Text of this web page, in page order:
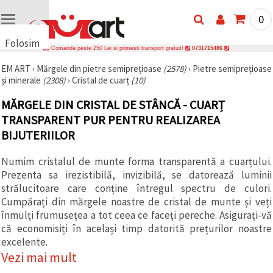
Folosim
uri
🍪 Folosim
cookie-uri
și
tehnologii
similare
pentru a
corectă a
site-ului,
pentru a vă
îmbunătăți
experiența
și, cu
acordul
dumneavoastră,
pentru a
analiza
traficul și a
0
Comanda peste 250 Lei si primesti transport gratuit! 0731715486
EM ART › Mărgele din pietre semiprețioase (2578)› Pietre semiprețioase
și minerale (2308)› Cristal de cuarț (10)
MĂRGELE DIN CRISTAL DE STÂNCĂ - CUARȚ
TRANSPARENT PUR PENTRU REALIZAREA
BIJUTERIILOR
Numim cristalul de munte forma transparentă a cuarțului.
Prezenta sa irezistibilă, invizibilă, se datorează luminii
strălucitoare care conține întregul spectru de culori.
Cumpărați din mărgele noastre de cristal de munte și veți
înmulți frumusețea a tot ceea ce faceți pereche. Asigurați-vă
că economisiți în același timp datorită prețurilor noastre
excelente.
Vezi mai mult